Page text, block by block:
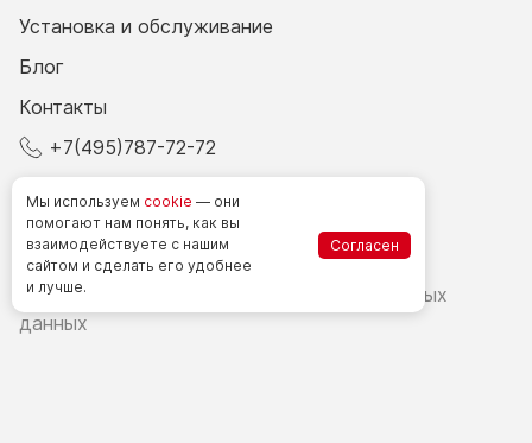
Установка и обслуживание
Блог
Контакты
+7(495)787-72-72
Счетчики посетителей в РФ
Политика в области обработки персональных
данных
Мы используем cookie — они
помогают нам понять, как вы
взаимодействуете с нашим
сайтом и сделать его удобнее
и лучше.
Согласен